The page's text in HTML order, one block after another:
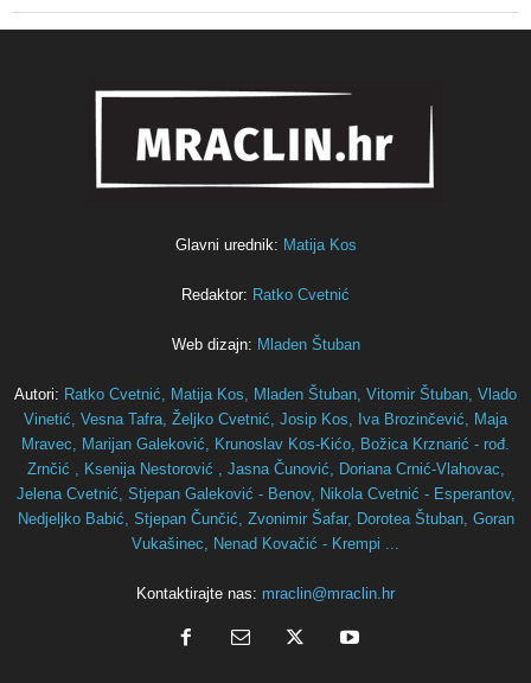
Glavni urednik: Matija Kos
Redaktor: Ratko Cvetnić
Web dizajn: Mladen Štuban
Autori: Ratko Cvetnić, Matija Kos, Mladen Štuban, Vitomir Štuban, Vlado
Vinetić, Vesna Tafra, Željko Cvetnić, Josip Kos, Iva Brozinčević, Maja
Mravec, Marijan Galeković, Krunoslav Kos-Kićo, Božica Krznarić - rođ.
Zrnčić , Ksenija Nestorović , Jasna Čunović, Doriana Crnić-Vlahovac,
Jelena Cvetnić, Stjepan Galeković - Benov, Nikola Cvetnić - Esperantov,
Nedjeljko Babić, Stjepan Čunčić, Zvonimir Šafar, Dorotea Štuban, Goran
Vukašinec, Nenad Kovačić - Krempi ...
Kontaktirajte nas: mraclin@mraclin.hr